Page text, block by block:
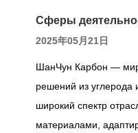
Сферы
2025年05月21日
ШанЧун Карбон —
решений из
широкий спектр
материалами,